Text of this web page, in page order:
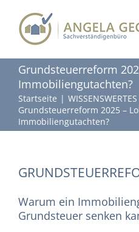
Inhalt
springen
Grundsteuerreform
Immobiliengutachten?
Startseite
WISSENSWERTES
Grundsteuerreform 2025 –
Immobiliengutachten?
Warum ein
Grundsteuer senken